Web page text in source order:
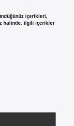
içerikleri,
halinde, ilgili içerikler